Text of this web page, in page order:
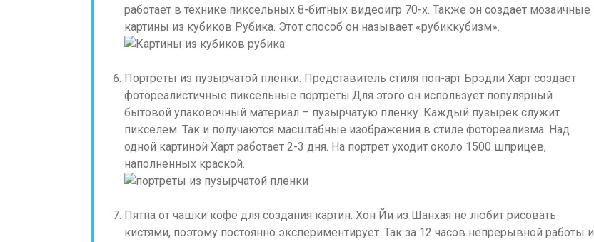
работает в технике пиксельных 8-битных видеоигр 70-х. Также он создает мозаичные
картины из кубиков Рубика. Этот способ он называет «рубиккубизм».
Портреты из пузырчатой пленки. Представитель стиля поп-арт Брэдли Харт создает
фотореалистичные пиксельные портреты.Для этого он использует популярный
бытовой упаковочный материал – пузырчатую пленку. Каждый пузырек служит
пикселем. Так и получаются масштабные изображения в стиле фотореализма. Над
одной картиной Харт работает 2-3 дня. На портрет уходит около 1500 шприцев,
наполненных краской.
Пятна от чашки кофе для создания картин. Хон Йи из Шанхая не любит рисовать
кистями, поэтому постоянно экспериментирует. Так за 12 часов непрерывной работы и